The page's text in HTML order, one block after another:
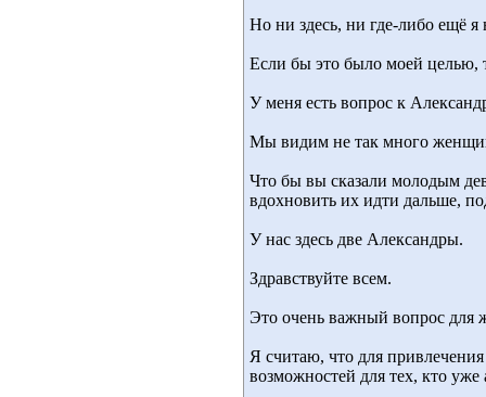
Но ни здесь, ни где-либо ещё я
Если бы это было моей целью,
У меня есть вопрос к
Мы видим не так много
Что бы вы сказали молодым
вдохновить их идти дальше,
У нас здесь две Александры.
Здравствуйте всем.
Это очень важный вопрос для
Я считаю, что для
возможностей для тех, кто